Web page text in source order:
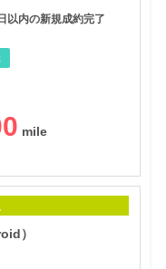
以内の新規成約完了
）